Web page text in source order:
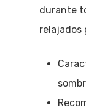
durante
relajados